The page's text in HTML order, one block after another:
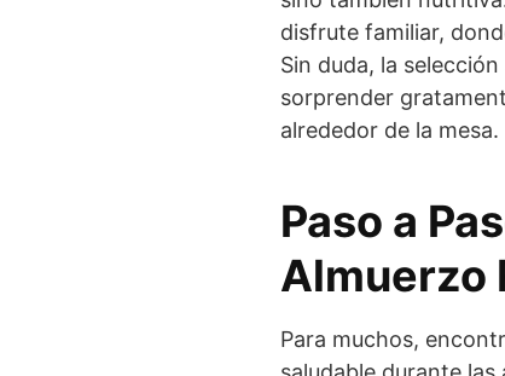
disfrute familiar,
Sin duda, la
sorprender
alrededor de la mesa.
Paso a
Almuerzo
Para muchos,